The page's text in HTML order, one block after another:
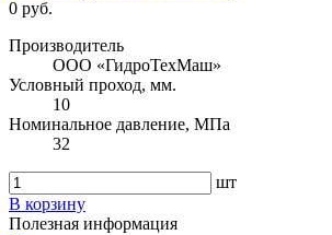
0 руб.
Производитель
ООО «ГидроТехМаш»
Условный проход, мм.
10
Номинальное давление, МПа
32
шт
В корзину
Полезная информация